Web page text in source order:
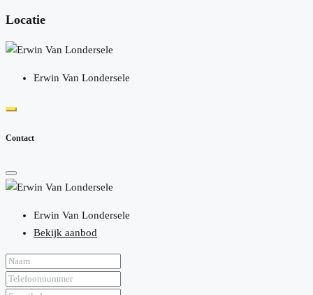
Locatie
Erwin Van Londersele
Contact
Erwin Van Londersele
Bekijk aanbod